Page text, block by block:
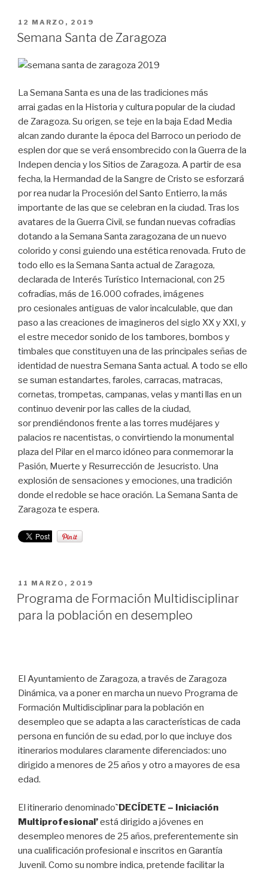
PUBLICADO
EL
12 MARZO, 2019
Semana Santa de Zaragoza
La Semana Santa es una de las tradiciones más
arrai gadas en la Historia y cultura popular de la ciudad
de Zaragoza. Su origen, se teje en la baja Edad Media
alcan zando durante la época del Barroco un periodo de
esplen dor que se verá ensombrecido con la Guerra de la
Indepen dencia y los Sitios de Zaragoza. A partir de esa
fecha, la Hermandad de la Sangre de Cristo se esforzará
por rea nudar la Procesión del Santo Entierro, la más
importante de las que se celebran en la ciudad. Tras los
avatares de la Guerra Civil, se fundan nuevas cofradías
dotando a la Semana Santa zaragozana de un nuevo
colorido y consi guiendo una estética renovada. Fruto de
todo ello es la Semana Santa actual de Zaragoza,
declarada de Interés Turístico Internacional, con 25
cofradías, más de 16.000 cofrades, imágenes
pro cesionales antiguas de valor incalculable, que dan
paso a las creaciones de imagineros del siglo XX y XXI, y
el estre mecedor sonido de los tambores, bombos y
timbales que constituyen una de las principales señas de
identidad de nuestra Semana Santa actual. A todo se ello
se suman estandartes, faroles, carracas, matracas,
cornetas, trompetas, campanas, velas y manti llas en un
continuo devenir por las calles de la ciudad,
sor prendiéndonos frente a las torres mudéjares y
palacios re nacentistas, o convirtiendo la monumental
plaza del Pilar en el marco idóneo para conmemorar la
Pasión, Muerte y Resurrección de Jesucristo. Una
explosión de sensaciones y emociones, una tradición
donde el redoble se hace oración. La Semana Santa de
Zaragoza te espera.
PUBLICADO
EL
11 MARZO, 2019
Programa de Formación Multidisciplinar
para la población en desempleo
El Ayuntamiento de Zaragoza, a través de Zaragoza
Dinámica, va a poner en marcha un nuevo Programa de
Formación Multidisciplinar para la población en
desempleo que se adapta a las características de cada
persona en función de su edad, por lo que incluye dos
itinerarios modulares claramente diferenciados: uno
dirigido a menores de 25 años y otro a mayores de esa
edad.
El itinerario denominado`DECÍDETE – Iniciación
Multiprofesional’está dirigido a jóvenes en
desempleo menores de 25 años, preferentemente sin
una cualificación profesional e inscritos en Garantía
Juvenil. Como su nombre indica, pretende facilitar la